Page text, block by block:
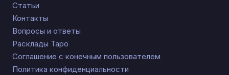
Статьи
Контакты
Вопросы и ответы
Расклады Таро
Соглашение с конечным пользователем
Политика конфиденциальности